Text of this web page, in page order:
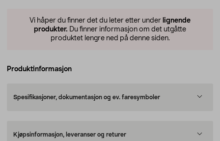
Vi håper du finner det du leter etter under lignende
produkter. Du finner informasjon om det utgåtte
produktet lengre ned på denne siden.
Produktinformasjon
Spesifikasjoner, dokumentasjon og ev. faresymboler
Kjøpsinformasjon, leveranser og returer